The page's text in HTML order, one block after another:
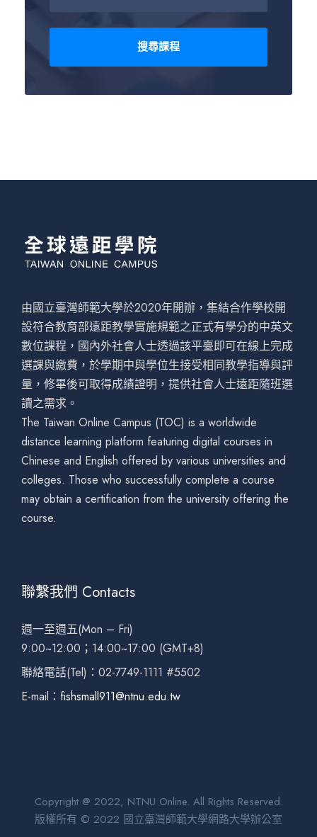
由國立臺灣師範大學於2020年開辦，集結合作學校開
設符合教育部遠距教學實施規範之正式有學分的中英文
數位課程，國內外社會人士透過該平臺即可在線上完成
選課與繳費，於學期中與學位生接受相同教學指導與評
量，修畢後可取得成績證明，提供社會人士遠距隨班選
讀之需求。
The Taiwan Online Campus (TOC) is a worldwide
distance learning platform featuring digital courses in
Chinese and English offered by various universities and
colleges. Those who successfully complete a course
may obtain a certification from the university offering the
course.
聯繫我們 Contacts
週一至週五(Mon – Fri)
9:00~12:00；14:00~17:00 (GMT+8)
聯絡電話(Tel)：02-7749-1111 #5502
E-mail： fishsmall911@ntnu.edu.tw
Copyright @ 2022, NTNU Online. All Rights Reserved.
版權所有 © 2022 國立臺灣師範大學網路大學辦公室